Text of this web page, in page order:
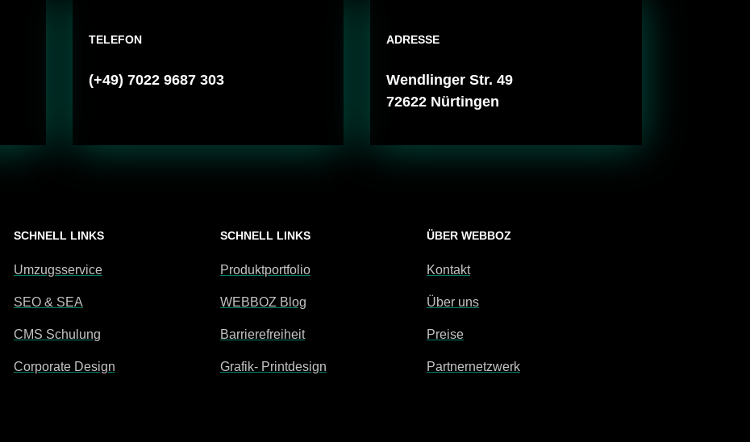
TELEFON
(+49) 7022 9687 303
ADRESSE
Wendlinger Str. 49
72622 Nürtingen
SCHNELL LINKS
Umzugsservice
SEO & SEA
CMS Schulung
Corporate Design
SCHNELL LINKS
Produktportfolio
WEBBOZ Blog
Barrierefreiheit
Grafik- Printdesign
ÜBER WEBBOZ
Kontakt
Über uns
Preise
Partnernetzwerk